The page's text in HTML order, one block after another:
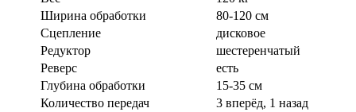
Ширина обработки
80-120 см
Сцепление
дисковое
Редуктор
шестеренчатый
Реверс
есть
Глубина обработки
15-35 см
Количество передач
3 вперёд, 1 назад